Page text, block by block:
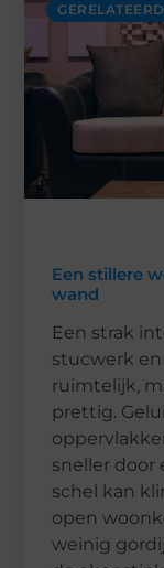
Een stillere
wand
Een strak
stucwerk
ruimtelijk,
prettig.
sneller door
schel kan
open
weinig